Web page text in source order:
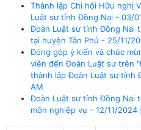
Thành lập Chi hội Hữu nghị
Luật sư tỉnh Đồng Nai - 03/
Đoàn Luật sư tỉnh Đồng Nai
tại huyện Tân Phú - 25/11/
Đóng góp ý kiến và chúc
viên đến Đoàn Luật sư trên
thành lập Đoàn Luật sư tỉnh
AM
Đoàn Luật sư tỉnh Đồng Nai
môn nghiệp vụ - 12/11/2024